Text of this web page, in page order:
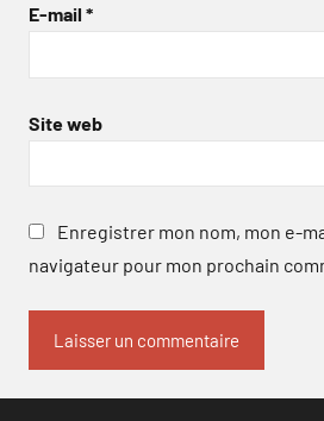
E-mail *
Site web
Enregistrer mon nom, mon e-
navigateur pour mon prochain